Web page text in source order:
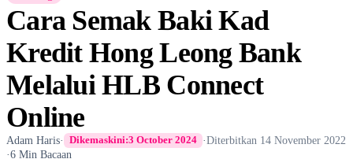
Cara Semak Baki Kad
Kredit Hong Leong Bank
Melalui HLB Connect
Online
Adam Haris· Dikemaskini:3 October 2024 ·Diterbitkan 14 November 2022
·6 Min Bacaan